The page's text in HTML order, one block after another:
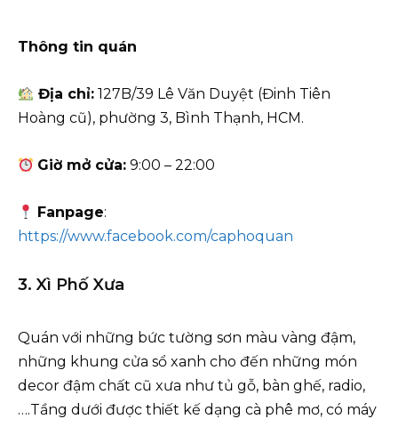
Thông tin quán
Địa chỉ: 127B/39 Lê Văn Duyệt (Đinh Tiên
Hoàng cũ), phường 3, Bình Thạnh, HCM.
Giờ mở cửa: 9:00 – 22:00
Fanpage:
https://www.facebook.com/caphoquan
3. Xì Phố Xưa
Quán với những bức tường sơn màu vàng đậm,
những khung cửa sổ xanh cho đến những món
decor đậm chất cũ xưa như tủ gỗ, bàn ghế, radio,
….Tầng dưới được thiết kế dạng cà phê mơ, có máy